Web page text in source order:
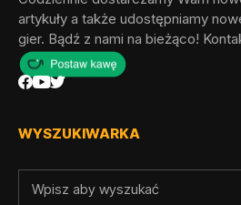
artykuły a także udostępniamy
gier. Bądź z nami na bieżąco!
WYSZUKIWARKA